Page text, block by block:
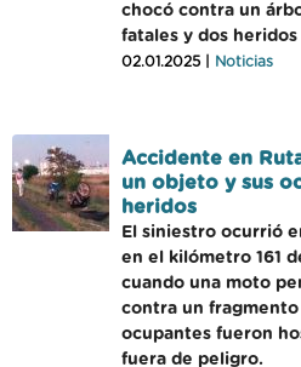
chocó contra un
fatales y dos heridos
02.01.2025 | Noticias
Accidente en
un objeto y sus
heridos
El siniestro ocurrió
en el kilómetro 161
cuando una moto
contra un fragmento
ocupantes fueron
fuera de peligro.